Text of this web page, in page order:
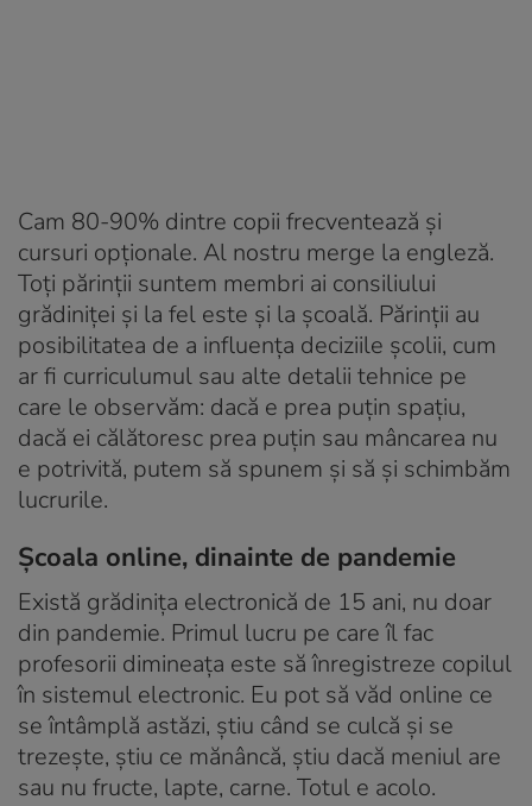
Cam 80-90% dintre copii frecventează și
cursuri opționale. Al nostru merge la engleză.
Toți părinții suntem membri ai consiliului
grădiniței și la fel este și la școală. Părinții au
posibilitatea de a influența deciziile școlii, cum
ar fi curriculumul sau alte detalii tehnice pe
care le observăm: dacă e prea puțin spațiu,
dacă ei călătoresc prea puțin sau mâncarea nu
e potrivită, putem să spunem și să și schimbăm
lucrurile.
Școala online, dinainte de pandemie
Există grădinița electronică de 15 ani, nu doar
din pandemie. Primul lucru pe care îl fac
profesorii dimineața este să înregistreze copilul
în sistemul electronic. Eu pot să văd online ce
se întâmplă astăzi, știu când se culcă și se
trezește, știu ce mănâncă, știu dacă meniul are
sau nu fructe, lapte, carne. Totul e acolo.